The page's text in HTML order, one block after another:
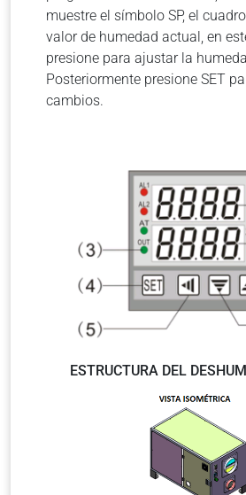
muestre el símbolo SP, el
valor de humedad actual, en
presione para ajustar la
Posteriormente presione SET
cambios.
ESTRUCTURA DEL